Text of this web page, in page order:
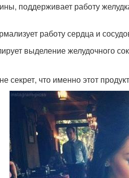
поддерживает работу
работу сердца и
выделение желудочного
секрет, что именно этот